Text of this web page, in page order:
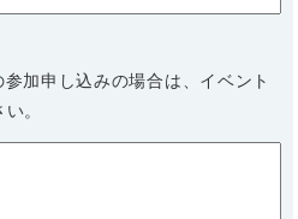
加申し込みの場合は、イベント
。